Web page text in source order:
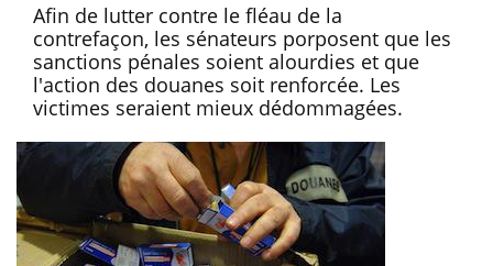
Afin de lutter contre le fléau de la
contrefaçon, les sénateurs porposent que les
sanctions pénales soient alourdies et que
l'action des douanes soit renforcée. Les
victimes seraient mieux dédommagées.